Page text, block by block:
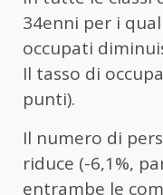
34enni per i
occupati
Il tasso di
punti).
Il numero di
riduce (-6,1%,
entrambe le